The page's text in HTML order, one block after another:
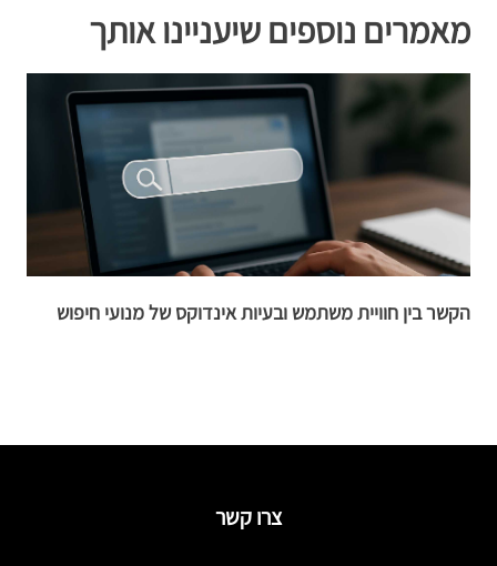
מאמרים נוספים שיעניינו אותך
הקשר בין חוויית משתמש ובעיות אינדוקס של מנועי חיפוש
צרו קשר